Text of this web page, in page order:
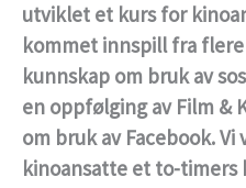
utviklet et kurs for
kommet innspill fra
kunnskap om bruk av
en oppfølging av Film &
om bruk av Facebook.
kinoansatte et to-timers